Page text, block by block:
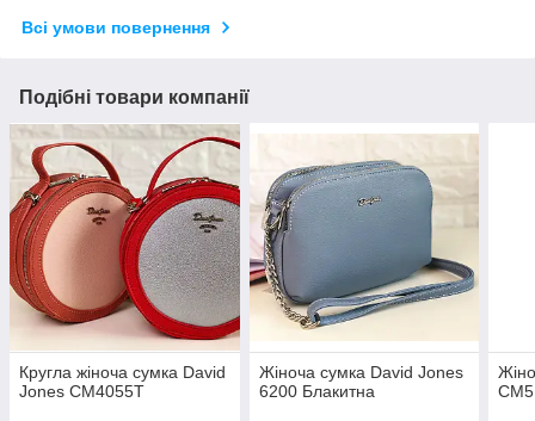
Всі умови повернення
Подібні товари компанії
Кругла жіноча сумка David
Jones СМ4055Т
Жіноча сумка David Jones
6200 Блакитна